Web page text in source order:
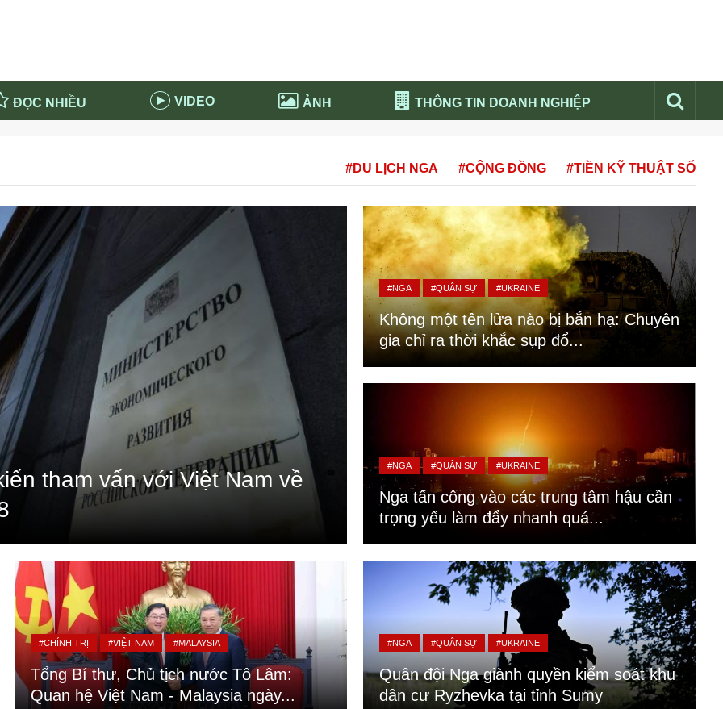
ĐỌC NHIỀU VIDEO ẢNH THÔNG TIN DOANH NGHIỆP
Nổi bật báo nga
nước Nga Tử vi hàng ngày
Phân tích thị trường Nga 2026
- Việt Nam Phân tích chính trị
#DU LỊCH NGA #CỘNG ĐỒNG #TIỀN KỸ THUẬT SỐ
tham vấn với Việt Nam về
#NGA #QUÂN SỰ #UKRAINE
Không một tên lửa nào bị bắn hạ: Chuyên
gia chỉ ra thời khắc sụp đổ...
#NGA #QUÂN SỰ #UKRAINE
Nga tấn công vào các trung tâm hậu cần
trọng yếu làm đẩy nhanh quá...
#CHÍNH TRỊ #VIỆT NAM #MALAYSIA
Tổng Bí thư, Chủ tịch nước Tô Lâm:
Quan hệ Việt Nam - Malaysia ngày...
#NGA #QUÂN SỰ #UKRAINE
Quân đội Nga giành quyền kiểm soát khu
dân cư Ryzhevka tại tỉnh Sumy